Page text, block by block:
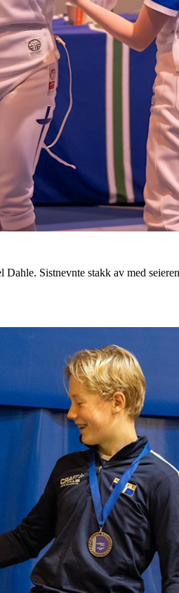
Sistnevnte stakk av med